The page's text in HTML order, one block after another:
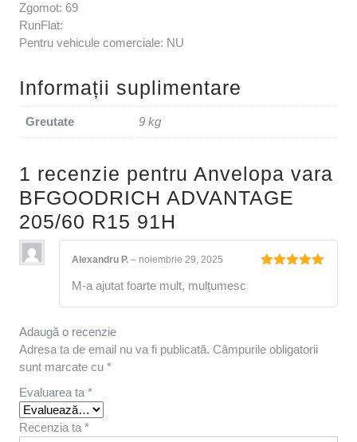
Zgomot: 69
RunFlat:
Pentru vehicule comerciale: NU
Informații suplimentare
Greutate 9 kg
1 recenzie pentru Anvelopa vara
BFGOODRICH ADVANTAGE
205/60 R15 91H
Alexandru P. – noiembrie 29, 2025
M-a ajutat foarte mult, mulțumesc
Adaugă o recenzie
Adresa ta de email nu va fi publicată. Câmpurile obligatorii
sunt marcate cu *
Evaluarea ta *
Recenzia ta *